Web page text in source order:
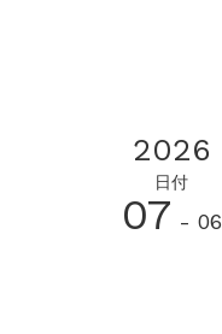
2026
日付
07 - 06